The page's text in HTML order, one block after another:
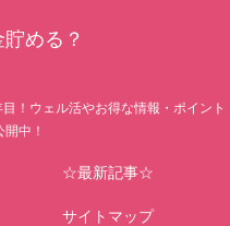
める？
！ウェル活やお得な情報・ポイント
中！
☆最新記事☆
サイトマップ